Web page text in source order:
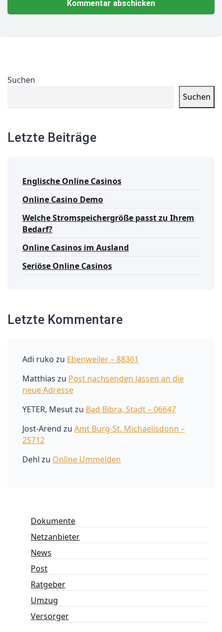
Suchen
Suchen
Letzte Beiträge
Englische Online Casinos
Online Casino Demo
Welche Stromspeichergröße passt zu Ihrem
Bedarf?
Online Casinos im Ausland
Seriöse Online Casinos
Letzte Kommentare
Adi ruko zu Ebenweiler – 88361
Matthias zu Post nachsenden lassen an die
neue Adresse
YETER, Mesutzu Bad Bibra, Stadt – 06647
Jost-Arend zu Amt Burg-St. Michaelisdonn –
25712
Dehl zu Online Ummelden
Dokumente
Netzanbieter
News
Post
Ratgeber
Umzug
Versorger